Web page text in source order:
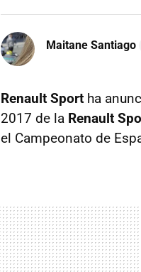
Maitane Santiago
Renault Sport ha
2017 de la Renault
el Campeonato de